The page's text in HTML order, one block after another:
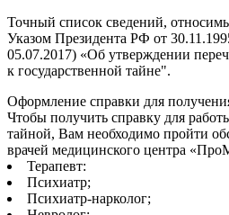
Точный список сведений,
Указом Президента РФ от
05.07.2017) «Об утверждении
к государственной тайне".
Оформление справки для
Чтобы получить справку для
тайной, Вам необходимо пройти
врачей медицинского центра
Терапевт:
Психиатр;
Психиатр-нарколог;